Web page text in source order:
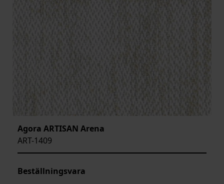
Agora ARTISAN Arena
ART-1409
Beställningsvara